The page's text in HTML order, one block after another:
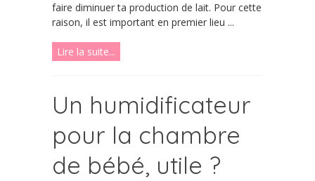
faire diminuer ta production de lait. Pour cette
raison, il est important en premier lieu ...
Lire la suite...
Un humidificateur
pour la chambre
de bébé, utile ?